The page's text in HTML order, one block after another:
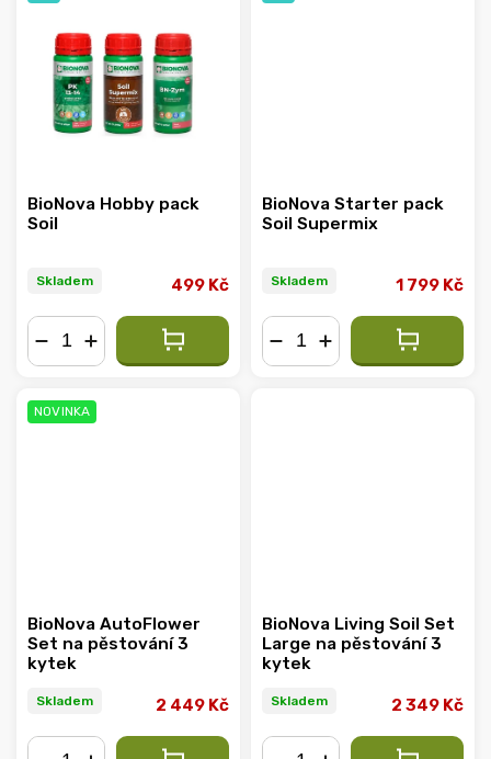
BioNova Hobby pack
Soil
Skladem 499 Kč
BioNova Starter pack
Soil Supermix
Skladem 1 799 Kč
NOVINKA
BioNova AutoFlower
Set na pěstování 3
kytek
Skladem 2 449 Kč
BioNova Living Soil Set
Large na pěstování 3
kytek
Skladem 2 349 Kč